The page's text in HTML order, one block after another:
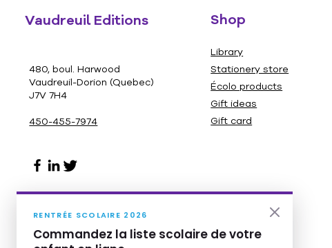
Vaudreuil Editions
480, boul. Harwood
Vaudreuil-Dorion (Quebec)
J7V 7H4
450-455-7974
Shop
Library
Stationery store
Écolo products
Gift ideas
Gift card
RENTRÉE SCOLAIRE 2026
Commandez la liste scolaire de votre